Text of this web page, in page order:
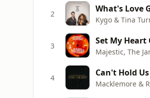
2 What's Love
Kygo & Tina
3 Set My Heart
Majestic, The
4 Can't Hold
Macklemore &